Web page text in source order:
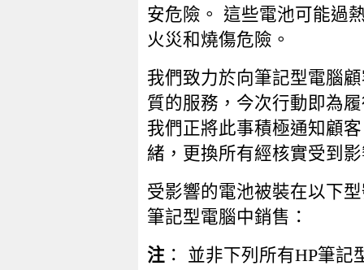
安危險。 這些電池可能過
火災和燒傷危險。
我們致力於向筆記型電腦
質的服務，今次行動即為
我們正將此事積極通知顧
緒，更換所有經核實受到
受影響的電池被裝在以下
筆記型電腦中銷售：
注 ： 並非下列所有HP筆記